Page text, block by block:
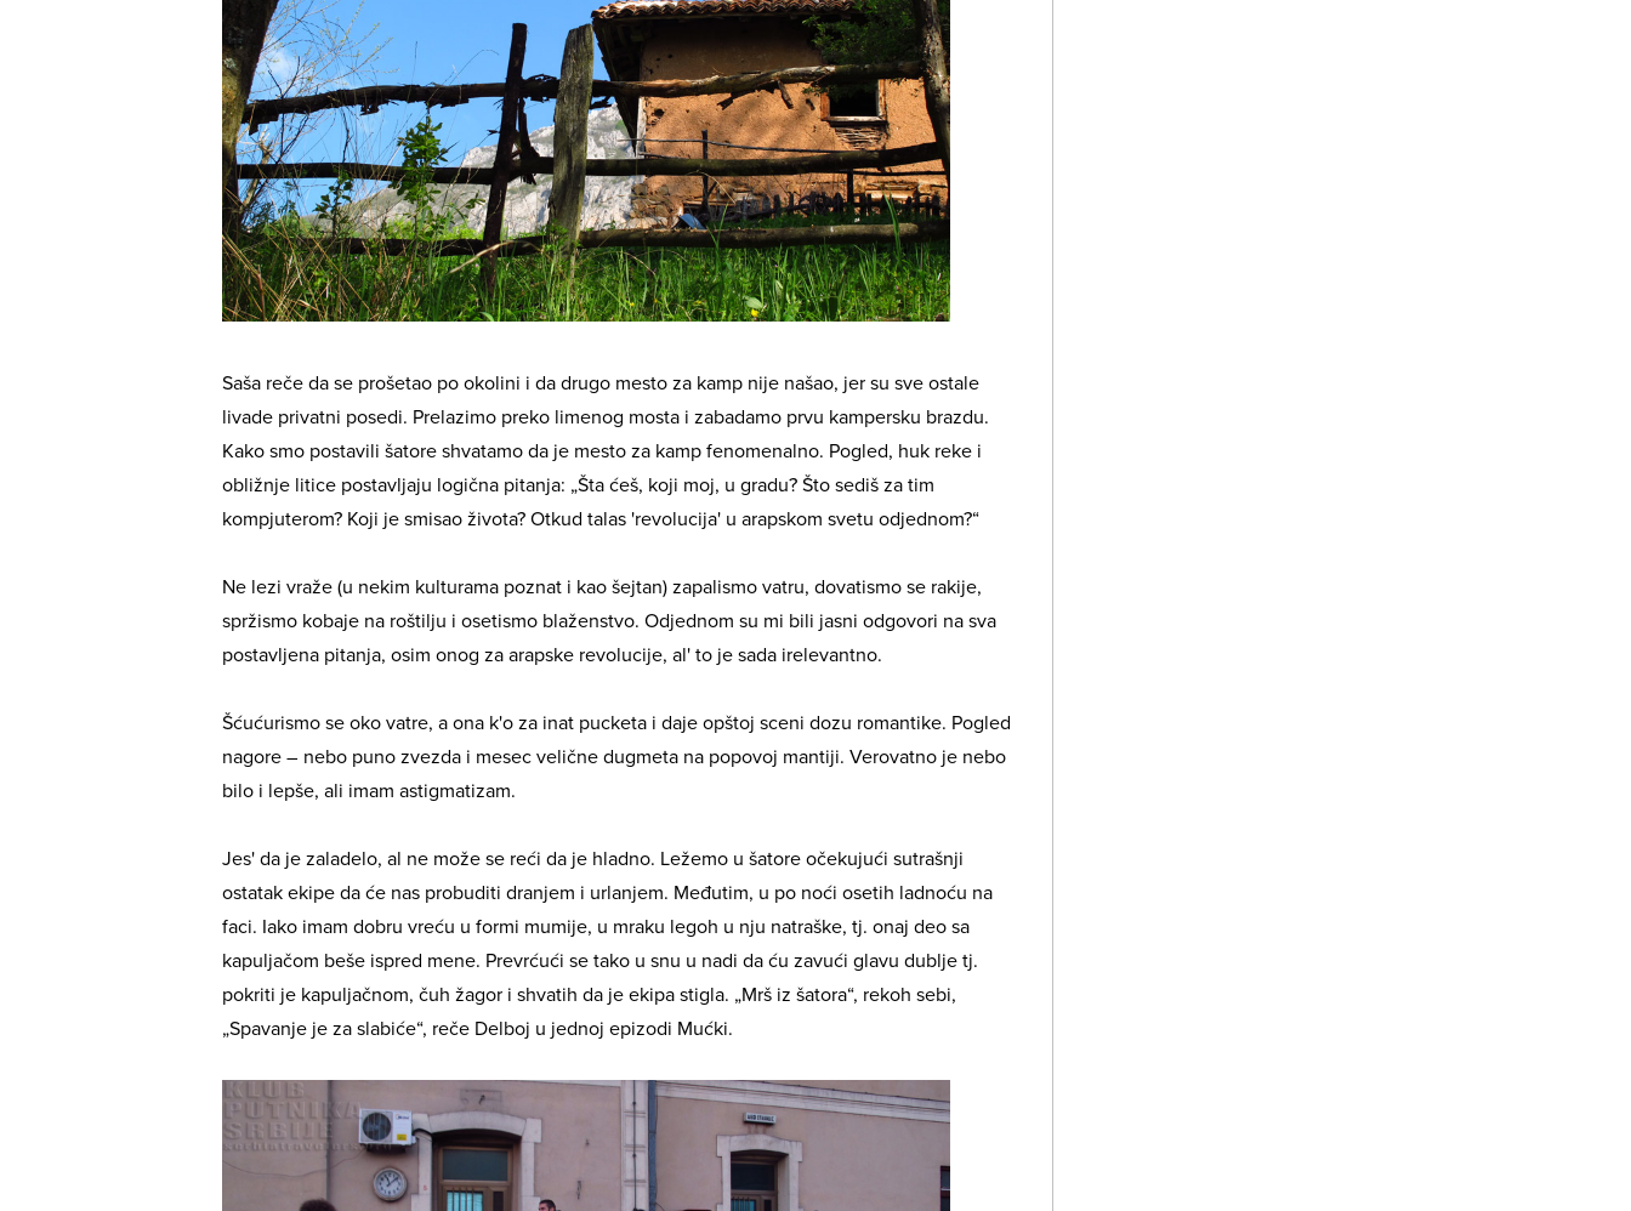
Saša reče da se prošetao po okolini i da drugo mesto za kamp nije našao, jer su sve ostale
livade privatni posedi. Prelazimo preko limenog mosta i zabadamo prvu kampersku brazdu.
Kako smo postavili šatore shvatamo da je mesto za kamp fenomenalno. Pogled, huk reke i
obližnje litice postavljaju logična pitanja: „Šta ćeš, koji moj, u gradu? Što sediš za tim
kompjuterom? Koji je smisao života? Otkud talas 'revolucija' u arapskom svetu odjednom?“
Ne lezi vraže (u nekim kulturama poznat i kao šejtan) zapalismo vatru, dovatismo se rakije,
spržismo kobaje na roštilju i osetismo blaženstvo. Odjednom su mi bili jasni odgovori na sva
postavljena pitanja, osim onog za arapske revolucije, al' to je sada irelevantno.
Šćućurismo se oko vatre, a ona k'o za inat pucketa i daje opštoj sceni dozu romantike. Pogled
nagore – nebo puno zvezda i mesec velične dugmeta na popovoj mantiji. Verovatno je nebo
bilo i lepše, ali imam astigmatizam.
Jes' da je zaladelo, al ne može se reći da je hladno. Ležemo u šatore očekujući sutrašnji
ostatak ekipe da će nas probuditi dranjem i urlanjem. Međutim, u po noći osetih ladnoću na
faci. Iako imam dobru vreću u formi mumije, u mraku legoh u nju natraške, tj. onaj deo sa
kapuljačom beše ispred mene. Prevrćući se tako u snu u nadi da ću zavući glavu dublje tj.
pokriti je kapuljačnom, čuh žagor i shvatih da je ekipa stigla. „Mrš iz šatora“, rekoh sebi,
„Spavanje je za slabiće“, reče Delboj u jednoj epizodi Mućki.